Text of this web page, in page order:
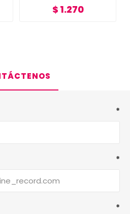
$ 1.270
*
*
*